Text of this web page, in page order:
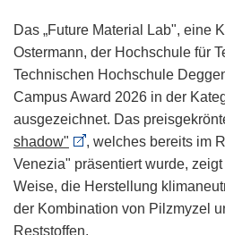
Das „Future Material Lab", eine
Ostermann, der Hochschule für
Technischen Hochschule
Campus Award 2026 in der
ausgezeichnet. Das
shadow"
, welches bereits im
Venezia" präsentiert wurde,
Weise, die Herstellung
der Kombination von Pilzmyzel
Reststoffen.